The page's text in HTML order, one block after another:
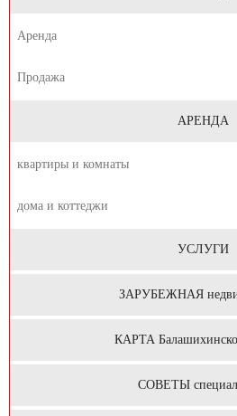
Аренда
Продажа
АРЕНДА
квартиры и комнаты
дома и коттеджи
УСЛУГИ
ЗАРУБЕЖНАЯ
КАРТА
СОВЕТЫ